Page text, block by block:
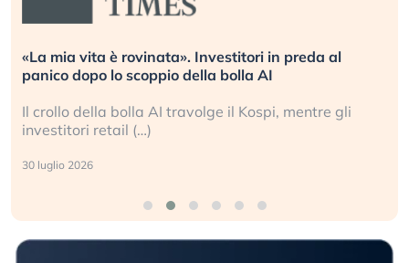
«La mia vita è rovinata». Investitori in preda al
panico dopo lo scoppio della bolla AI
Il crollo della bolla AI travolge il Kospi, mentre gli
investitori retail (…)
30 luglio 2026